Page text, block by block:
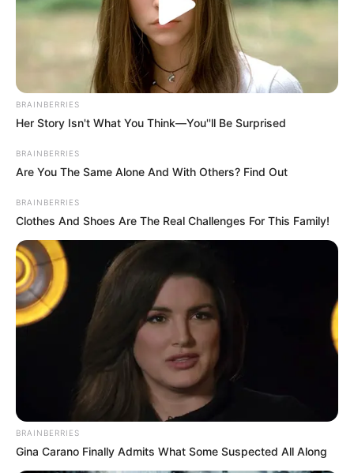
Escala Brasil Transparente 360°: Estados com melhores
índices.
Publicado
no JASB em 10.janeiro.2026.Atualizado
25.fevereiro.2026.
|
Controladoria-Geral da União (CGU)
divulgou os resultados atualizados da Escala Brasil Transparente –
Avaliação 360°, instrumento que mede o nível de transparência
ativa e passiva de
estados, municípios e capitais
BRAINBERRIES
Her Story Isn't What You Think—You''ll Be Surprised
BRAINBERRIES
Are You The Same Alone And With Others? Find Out
BRAINBERRIES
Clothes And Shoes Are The Real Challenges For This Family!
BRAINBERRIES
Gina Carano Finally Admits What Some Suspected All Along